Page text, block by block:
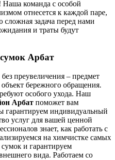
Наша команда с особой
отнесется к каждой паре,
сложная задача перед нами
и траты будут
Арбат
преувеличения – предмет
бережного обращения.
особого ухода. Наш
Арбат поможет вам
гарантируем индивидуальный
услуг для вашей ценной
знает, как работать с
на химчистке самых
и гарантируем
вида. Работаем со